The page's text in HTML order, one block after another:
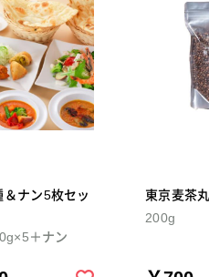
＆ナン5枚セッ
＋ナン
東京麦茶
200g